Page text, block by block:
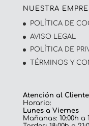
NUESTRA
POLÍTICA DE
AVISO LEGAL
POLÍTICA DE
TÉRMINOS Y
Atención al Cliente
Horario:
Lunes a Viernes
Mañanas: 10:00h a